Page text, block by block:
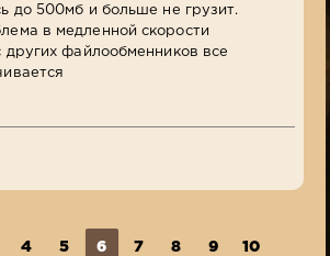
до 500мб и больше не грузит.
в медленной скорости
других файлообменников все
4 5 6 7 8 9 10